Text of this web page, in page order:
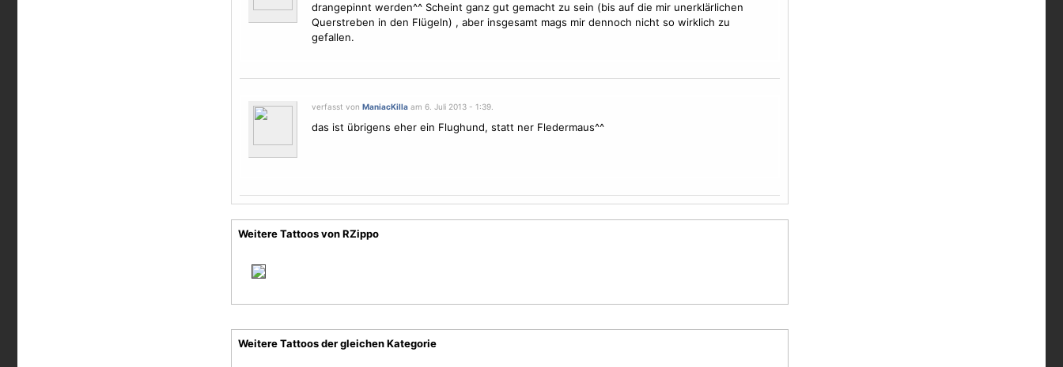
drangepinnt werden^^ Scheint ganz gut gemacht zu sein (bis auf die mir unerklärlichen
Querstreben in den Flügeln) , aber insgesamt mags mir dennoch nicht so wirklich zu
gefallen.
verfasst von ManiacKillaam 6. Juli 2013 - 1:39.
das ist übrigens eher ein Flughund, statt ner Fledermaus^^
Weitere Tattoos von RZippo
Weitere Tattoos der gleichen Kategorie